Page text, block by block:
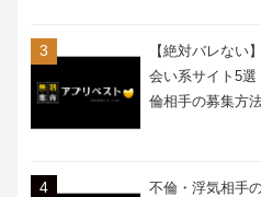
【絶対バレない
会い系サイト5
倫相手の募集方
不倫・浮気相手